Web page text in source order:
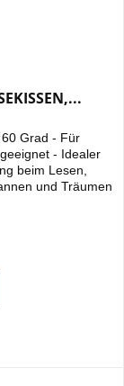
Grad - Für
- Idealer
beim Lesen,
und Träumen
entspanntes